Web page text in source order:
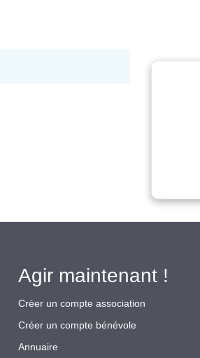
Agir maintenant !
Créer un compte association
Créer un compte bénévole
Annuaire